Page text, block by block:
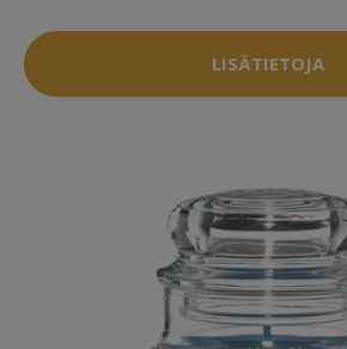
LISÄTIETOJA